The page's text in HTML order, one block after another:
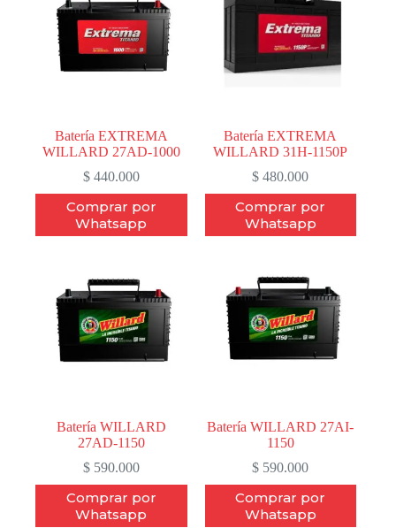
Batería EXTREMA
WILLARD 27AD-1000
$440.000
Comprar por
Whatsapp
Batería EXTREMA
WILLARD 31H-1150P
$ 480.000
Comprar por
Whatsapp
Batería WILLARD
27AD-1150
$590.000
Comprar por
Whatsapp
Batería WILLARD 27AI-
1150
$ 590.000
Comprar por
Whatsapp